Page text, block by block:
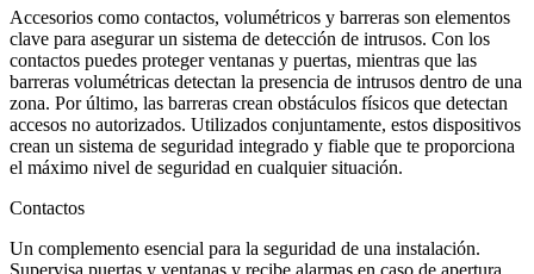
Accesorios como contactos, volumétricos y barreras son elementos
clave para asegurar un sistema de detección de intrusos. Con los
contactos puedes proteger ventanas y puertas, mientras que las
barreras volumétricas detectan la presencia de intrusos dentro de una
zona. Por último, las barreras crean obstáculos físicos que detectan
accesos no autorizados. Utilizados conjuntamente, estos dispositivos
crean un sistema de seguridad integrado y fiable que te proporciona
el máximo nivel de seguridad en cualquier situación.
Contactos
Un complemento esencial para la seguridad de una instalación.
Supervisa puertas y ventanas y recibe alarmas en caso de apertura